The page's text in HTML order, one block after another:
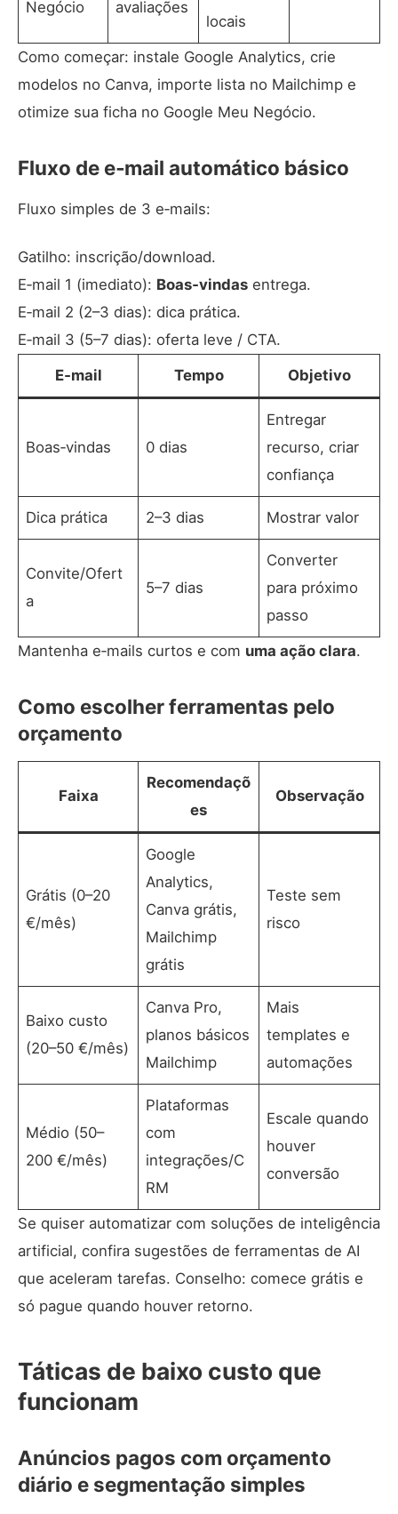
Negócio avaliações
locais
Como começar: instale Google Analytics, crie
modelos no Canva, importe lista no Mailchimp e
otimize sua ficha no Google Meu Negócio.
Fluxo de e‑mail automático básico
Fluxo simples de 3 e‑mails:
Gatilho: inscrição/download.
E‑mail 1 (imediato): Boas‑vindas entrega.
E‑mail 2 (2–3 dias): dica prática.
E‑mail 3 (5–7 dias): oferta leve / CTA.
E‑mail
Tempo Objetivo
Boas‑vindas 0 dias
Entregar
recurso, criar
confiança
Dica prática 2–3 dias Mostrar valor
Convite/Ofert
a
5–7 dias
Converter
para próximo
passo
Mantenha e‑mails curtos e com uma ação clara.
Como escolher ferramentas pelo
orçamento
Faixa
Recomendaçõ
es
Observação
Grátis (0–20
€/mês)
Google
Analytics,
Canva grátis,
Mailchimp
grátis
Teste sem
risco
Baixo custo
(20–50 €/mês)
Canva Pro,
planos básicos
Mailchimp
Mais
templates e
automações
Médio (50–
200 €/mês)
Plataformas
com
integrações/C
RM
Escale quando
houver
conversão
Se quiser automatizar com soluções de inteligência
artificial, confira sugestões de ferramentas de AI
que aceleram tarefas. Conselho: comece grátis e
só pague quando houver retorno.
Táticas de baixo custo que
funcionam
Anúncios pagos com orçamento
diário e segmentação simples